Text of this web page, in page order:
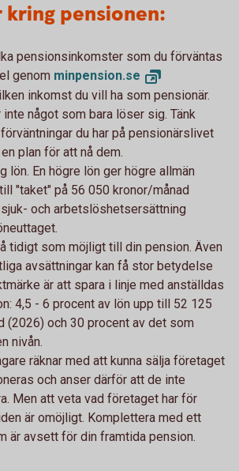
kring pensionen:
pensionsinkomster som du förväntas
genom minpension.se
inkomst du vill ha som pensionär.
inte något som bara löser sig. Tänk
du har på pensionärslivet
plan för att nå dem.
lön. En högre lön ger högre allmän
"taket" på 56 050 kronor/månad
och arbetslöshetsersättning
tidigt som möjligt till din pension. Även
avsättningar kan få stor betydelse
är att spara i linje med anställdas
4,5 - 6 procent av lön upp till 52 125
(2026) och 30 procent av det som
nivån.
räknar med att kunna sälja företaget
och anser därför att de inte
Men att veta vad företaget har för
är omöjligt. Komplettera med ett
är avsett för din framtida pension.